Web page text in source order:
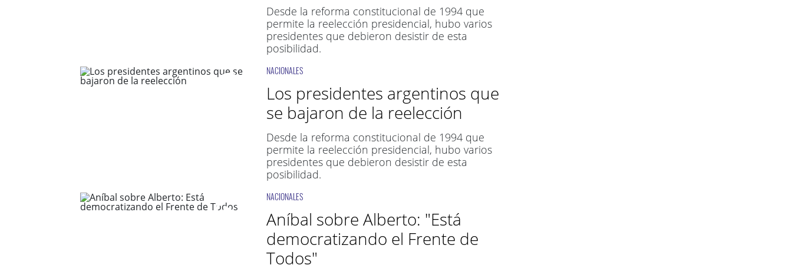
Desde la reforma constitucional de 1994 que
permite la reelección presidencial, hubo varios
presidentes que debieron desistir de esta
posibilidad.
NACIONALES
Los presidentes argentinos que
se bajaron de la reelección
Desde la reforma constitucional de 1994 que
permite la reelección presidencial, hubo varios
presidentes que debieron desistir de esta
posibilidad.
NACIONALES
Aníbal sobre Alberto: "Está
democratizando el Frente de
Todos"